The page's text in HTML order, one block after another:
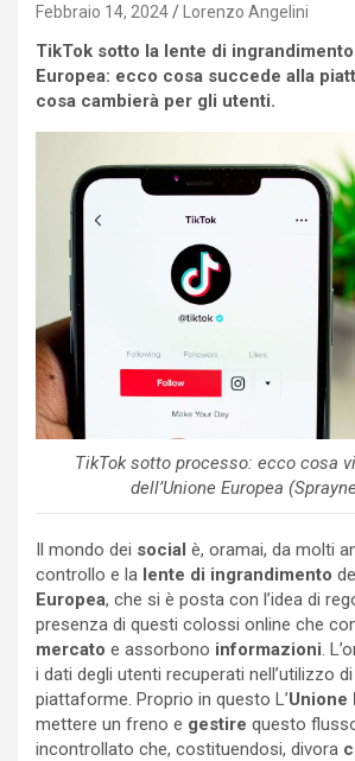
Febbraio 14, 2024 Lorenzo Angelini
TikTok sotto la lente di ingrandimento
Europea: ecco cosa succede alla
cosa cambierà per gli utenti.
TikTok sotto processo: ecco cosa
dell’Unione Europea
Il mondo dei social è, oramai, da molti
controllo e la lente di ingrandimento
Europea, che si è posta con l’idea di
presenza di questi colossi online che
mercato e assorbono informazioni.
i dati degli utenti recuperati nell’utilizzo
piattaforme. Proprio in questo L’Unione
mettere un freno e gestire questo
incontrollato che, costituendosi, divora